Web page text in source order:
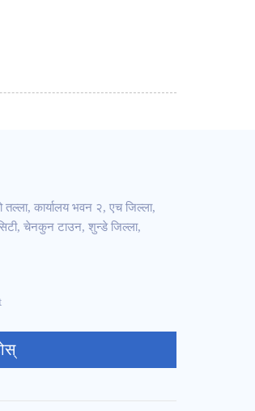
कार्यालय भवन २, एच जिल्ला,
चेनकुन टाउन, शुन्डे जिल्ला,